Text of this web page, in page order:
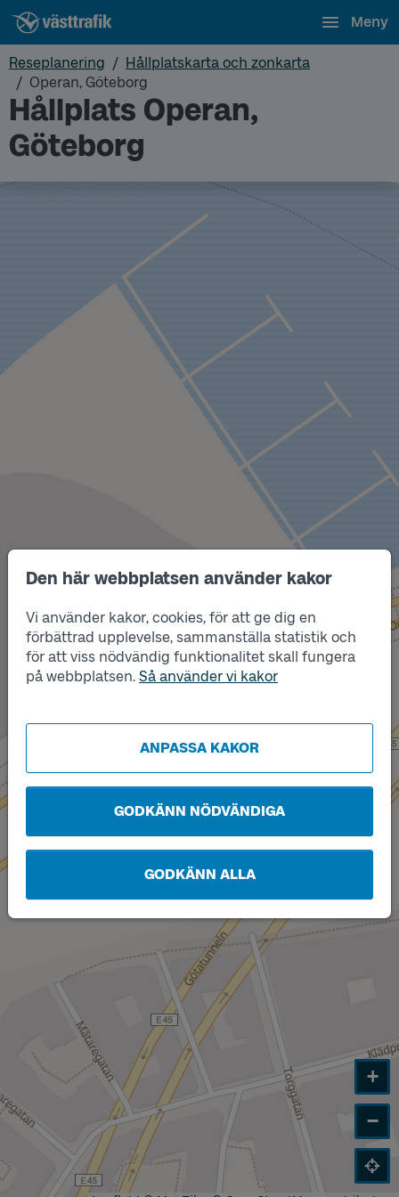
Den här webbplatsen använder kakor
Vi använder kakor, cookies, för att ge dig en
förbättrad upplevelse, sammanställa statistik och
för att viss nödvändig funktionalitet skall fungera
på webbplatsen. Så använder vi kakor
ANPASSA KAKOR
GODKÄNN NÖDVÄNDIGA
GODKÄNN ALLA
Meny
Reseplanering
Hållplatskarta och zonkarta
Operan, Göteborg
Hållplats Operan,
Göteborg
Läge
Läge
B
+
−